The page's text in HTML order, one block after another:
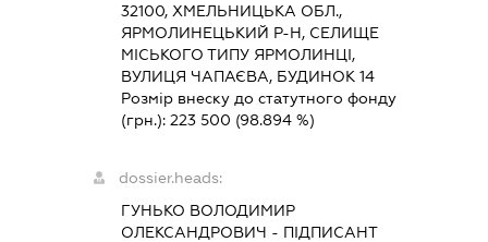
32100, ХМЕЛЬНИЦЬКА ОБЛ.,
ЯРМОЛИНЕЦЬКИЙ Р-Н, СЕЛИЩЕ
МІСЬКОГО ТИПУ ЯРМОЛИНЦІ,
ВУЛИЦЯ ЧАПАЄВА, БУДИНОК 14
Розмір внеску до статутного фонду
(грн.): 223 500 (98.894 %)
dossier.heads:
ГУНЬКО ВОЛОДИМИР
ОЛЕКСАНДРОВИЧ - ПІДПИСАНТ